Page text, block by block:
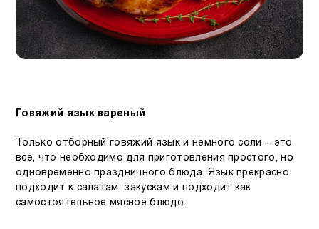
Говяжий язык вареный
Только отборный говяжий язык и немного соли – это
все, что необходимо для приготовления простого, но
одновременно праздничного блюда. Язык прекрасно
подходит к салатам, закускам и подходит как
самостоятельное мясное блюдо.